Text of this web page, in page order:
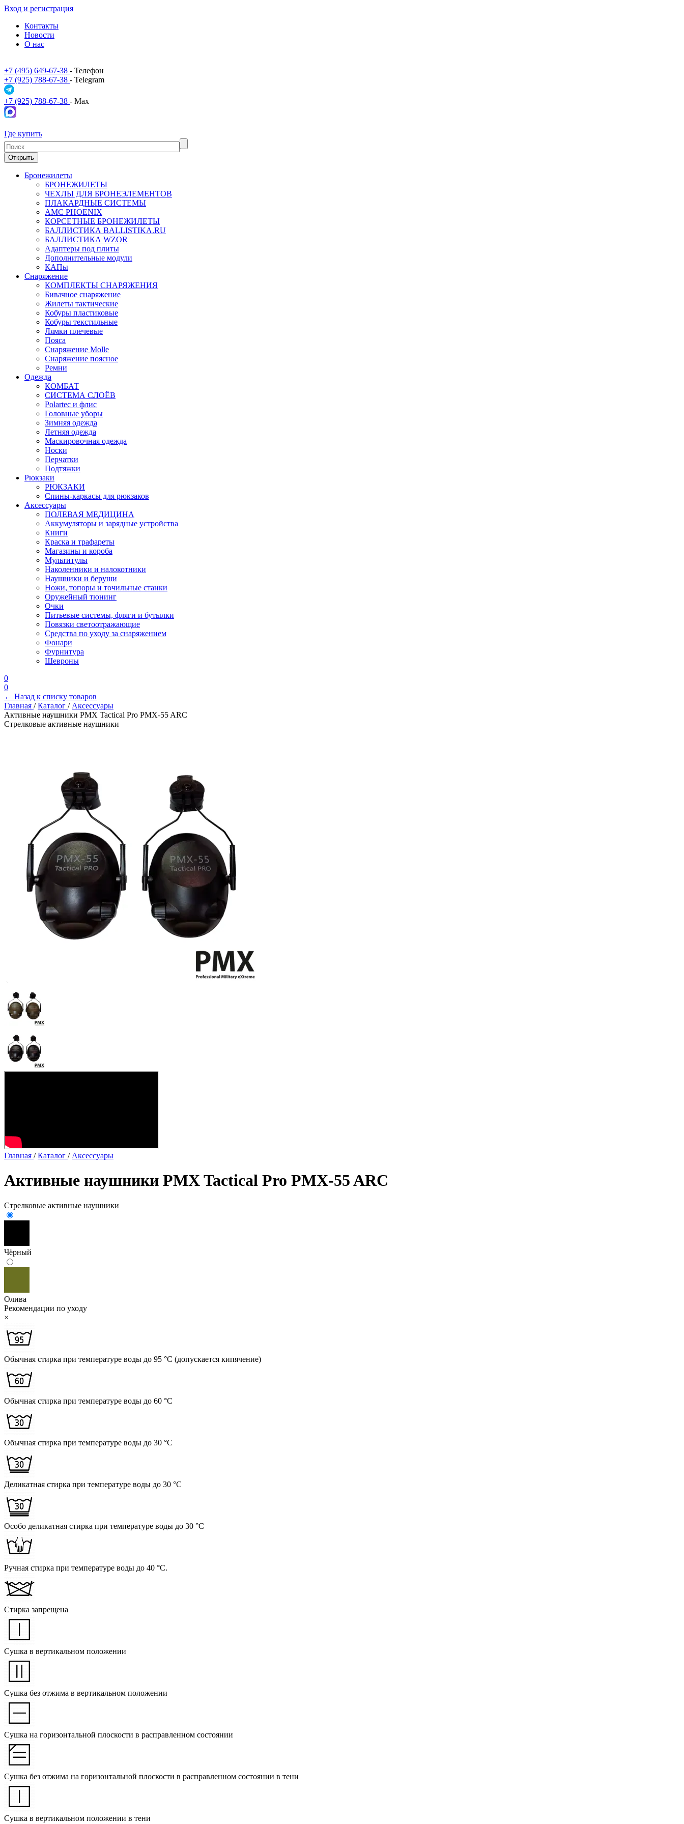
Вход и регистрация
Контакты
Новости
О нас
+7 (495) 649-67-38 - Телефон
+7 (925) 788-67-38 - Telegram
+7 (925) 788-67-38 - Max
Где купить
Открыть
Бронежилеты
БРОНЕЖИЛЕТЫ
ЧЕХЛЫ ДЛЯ БРОНЕЭЛЕМЕНТОВ
ПЛАКАРДНЫЕ СИСТЕМЫ
АМС PHOENIX
КОРСЕТНЫЕ БРОНЕЖИЛЕТЫ
БАЛЛИСТИКА BALLISTIKA.RU
БАЛЛИСТИКА WZOR
Адаптеры под плиты
Дополнительные модули
КАПы
Снаряжение
КОМПЛЕКТЫ СНАРЯЖЕНИЯ
Бивачное снаряжение
Жилеты тактические
Кобуры пластиковые
Кобуры текстильные
Лямки плечевые
Пояса
Снаряжение Molle
Снаряжение поясное
Ремни
Одежда
КОМБАТ
СИСТЕМА СЛОЁВ
Polartec и флис
Головные уборы
Зимняя одежда
Летняя одежда
Маскировочная одежда
Носки
Перчатки
Подтяжки
Рюкзаки
РЮКЗАКИ
Спины-каркасы для рюкзаков
Аксессуары
ПОЛЕВАЯ МЕДИЦИНА
Аккумуляторы и зарядные устройства
Книги
Краска и трафареты
Магазины и короба
Мультитулы
Наколенники и налокотники
Наушники и беруши
Ножи, топоры и точильные станки
Оружейный тюнинг
Очки
Питьевые системы, фляги и бутылки
Повязки светоотражающие
Средства по уходу за снаряжением
Фонари
Фурнитура
Шевроны
0
0
← Назад к списку товаров
Главная / Каталог / Аксессуары
Активные наушники PMX Tactical Pro PMX-55 ARC
Стрелковые активные наушники
Главная / Каталог / Аксессуары
Активные наушники PMX Tactical Pro PMX-55 ARC
Стрелковые активные наушники
Чёрный
Олива
Рекомендации по уходу
×
Обычная стирка при температуре воды до 95 °C (допускается кипячение)
Обычная стирка при температуре воды до 60 °C
Обычная стирка при температуре воды до 30 °C
Деликатная стирка при температуре воды до 30 °C
Особо деликатная стирка при температуре воды до 30 °C
Ручная стирка при температуре воды до 40 °C.
Стирка запрещена
Сушка в вертикальном положении
Сушка без отжима в вертикальном положении
Сушка на горизонтальной плоскости в расправленном состоянии
Сушка без отжима на горизонтальной плоскости в расправленном состоянии в тени
Сушка в вертикальном положении в тени